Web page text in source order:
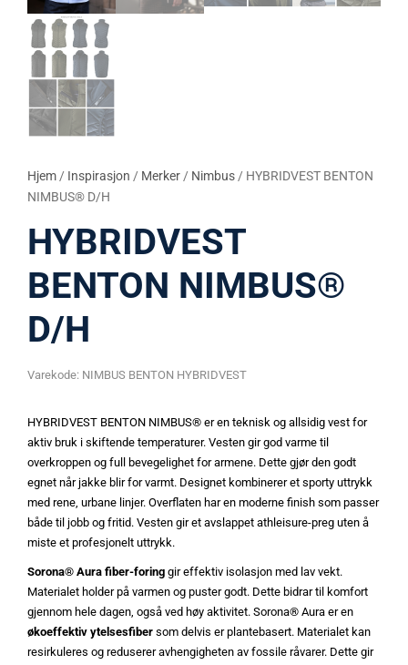
Hjem/ Inspirasjon / Merker/ Nimbus/ HYBRIDVEST BENTON
NIMBUS® D/H
HYBRIDVEST
BENTON NIMBUS®
D/H
Varekode: NIMBUS BENTON HYBRIDVEST
HYBRIDVEST BENTON NIMBUS® er en teknisk og allsidig vest for
aktiv bruk i skiftende temperaturer. Vesten gir god varme til
overkroppen og full bevegelighet for armene. Dette gjør den godt
egnet når jakke blir for varmt. Designet kombinerer et sporty uttrykk
med rene, urbane linjer. Overflaten har en moderne finish som passer
både til jobb og fritid. Vesten gir et avslappet athleisure-preg uten å
miste et profesjonelt uttrykk.
Sorona® Aura fiber-foring gir effektiv isolasjon med lav vekt.
Materialet holder på varmen og puster godt. Dette bidrar til komfort
gjennom hele dagen, også ved høy aktivitet. Sorona® Aura er en
økoeffektiv ytelsesfiber som delvis er plantebasert. Materialet kan
resirkuleres og reduserer avhengigheten av fossile råvarer. Dette gir